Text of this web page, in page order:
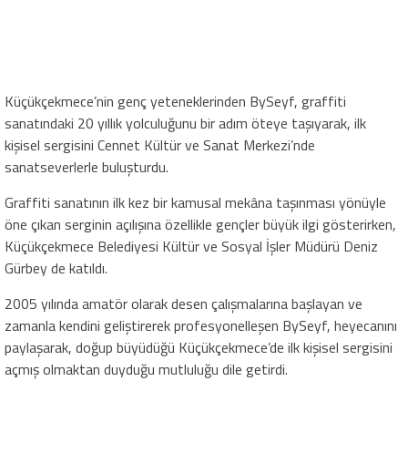
Küçükçekmece’nin genç yeteneklerinden BySeyf, graffiti
sanatındaki 20 yıllık yolculuğunu bir adım öteye taşıyarak, ilk
kişisel sergisini Cennet Kültür ve Sanat Merkezi’nde
sanatseverlerle buluşturdu.
Graffiti sanatının ilk kez bir kamusal mekâna taşınması yönüyle
öne çıkan serginin açılışına özellikle gençler büyük ilgi gösterirken,
Küçükçekmece Belediyesi Kültür ve Sosyal İşler Müdürü Deniz
Gürbey de katıldı.
2005 yılında amatör olarak desen çalışmalarına başlayan ve
zamanla kendini geliştirerek profesyonelleşen BySeyf, heyecanını
paylaşarak, doğup büyüdüğü Küçükçekmece’de ilk kişisel sergisini
açmış olmaktan duyduğu mutluluğu dile getirdi.